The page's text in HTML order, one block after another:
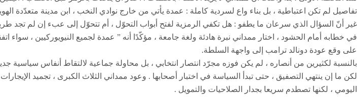
تفاصيل لم تكن اعتباطية ، بل بناء واع لسردية كاملة : عمدة يأتي من خارج نوادي النخب ، ابن مدينة متعدّدة
غير أنّ السؤال الذي سرعان ما يطفو : هل تكفي الرمزية لفتح أبواب التحوّل ، أم تتحوّل إلى عبء إن لم تجد
في خطابه أمام الحشود ، اختار ممداني نبرة هادئة ولغة جامعة ، مؤكّدًا أنه ” عمدة لجميع النيويوركيين ، سواء
على وقع عودة دونالد ترامب إلى واجهة السلطة.
بالنسبة لكثيرين من أنصاره ، لم يكن فوزه مجرّد انتصار انتخابي ، بل محاولة جماعية لالتقاط أنفاس سياسية
لكن ما إن ينتهي التصفيق ، حتى تبدأ السياسة في اختبار أصحابها . وعود ممداني الثلاث الكبرى ، تجميد
اليومي ، لكنها تصطدم سريعا بجدار الصلاحيات والتمويل .